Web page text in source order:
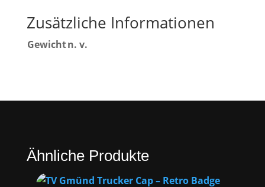
Menge
Zusätzliche Informationen
Gewichtn. v.
Ähnliche Produkte